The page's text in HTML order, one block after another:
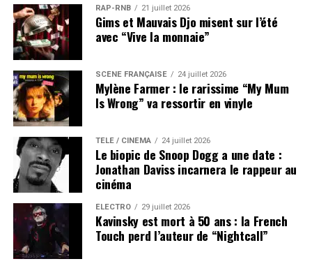
RAP-RNB 21 juillet 2026
Gims et Mauvais Djo misent sur l’été
avec “Vive la monnaie”
SCÈNE FRANÇAISE 24 juillet 2026
Mylène Farmer : le rarissime “My Mum
Is Wrong” va ressortir en vinyle
TÉLÉ / CINÉMA 24 juillet 2026
Le biopic de Snoop Dogg a une date :
Jonathan Daviss incarnera le rappeur au
cinéma
ÉLECTRO 29 juillet 2026
Kavinsky est mort à 50 ans : la French
Touch perd l’auteur de “Nightcall”